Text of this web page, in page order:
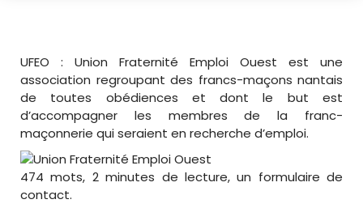
UFEO : Union Fraternité Emploi Ouest est une
association regroupant des francs-maçons nantais
de toutes obédiences et dont le but est
d’accompagner les membres de la franc-
maçonnerie qui seraient en recherche d’emploi.
474 mots, 2 minutes de lecture, un formulaire de
contact.